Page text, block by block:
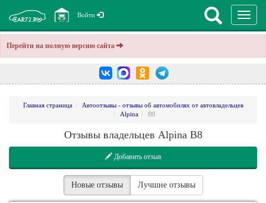
Перейти на полную версию сайта
Войти
Главная страница
Автоотзывы - отзывы об автомобилях от автовладельцев
Alpina
B8
Отзывы владельцев Alpina B8
Добавить отзыв
Новые отзывы Лучшие отзывы